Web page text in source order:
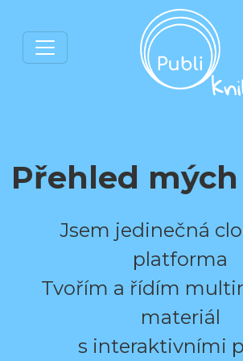
Přehled
Jsem jedinečná
platforma
Tvořím a řídím
materiál
s interaktivními